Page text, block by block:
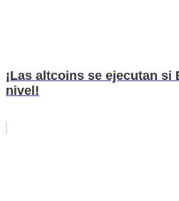
¡Las altcoins se ejecutan si
nivel!